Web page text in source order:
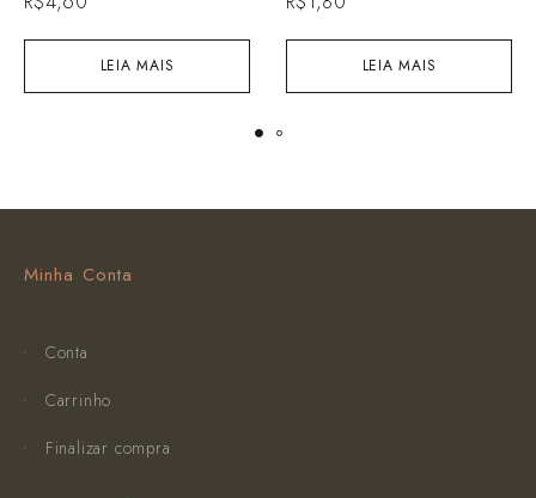
LEIA MAIS LEIA MAIS
Minha Conta
Conta
Carrinho
Finalizar compra